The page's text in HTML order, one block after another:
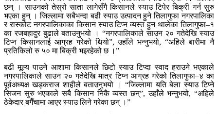
छन् । साउनको तेस्रो साता लागेसँगै किसानले स्याउ टिपेर बिक्री गर्न सुरु
भएका हुन् । जिल्लामा सबैभन्दा बढी स्याउ उत्पादन हुने तिलागुफा नगरपालिका
र रास्कोट नगरपालिकाका किसान स्याउ टिप्न व्यस्त हुन थालेका तिलागुफा–१
का रजबहादुर बुढाले बताउनुभयो । “नगरपालिकाले साउन २० गतेदेखि स्याउ
टिप्न किसानलाई आग्रह गरेको थियो”, उहाँले भन्नुभयो, “अहिले बारीमा नै
प्रतिकिलो रु ५० मा बिक्री भइरहेको छ ।”
बढी मूल्य पाउने आशामा किसानले छिटो स्याउ टिप्दा स्वाद हराउने भएकाले
नगरपालिकाले साउन २० गतेदेखि मात्र टिप्न आग्रह गरेको तिलागुफा–४ का
पूर्वअध्यक्ष खड्कराज शाहीले बताउनुभयो । “जिल्लामा यति बेला स्याउ टिप्ने
सिजन सुरु भएकाले सबै किसान निकै व्यस्त छन्”, उहाँले भन्नुभयो, “अहिले
ठेकेदार बगैँचामा आएर स्याउ लिने गरेका छन् ।”